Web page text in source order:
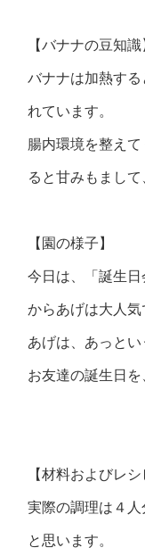
【バナナの豆知識
バナナは加熱す
れています。
腸内環境を整え
ると甘みもまして
【園の様子】
今日は、「誕生
からあげは大人
あげは、あっとい
お友達の誕生日を
【材料およびレシ
実際の調理は４
と思います。